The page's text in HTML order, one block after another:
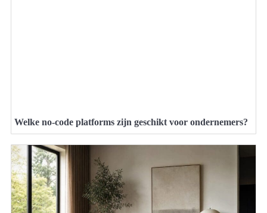
Welke no-code platforms zijn geschikt voor ondernemers?